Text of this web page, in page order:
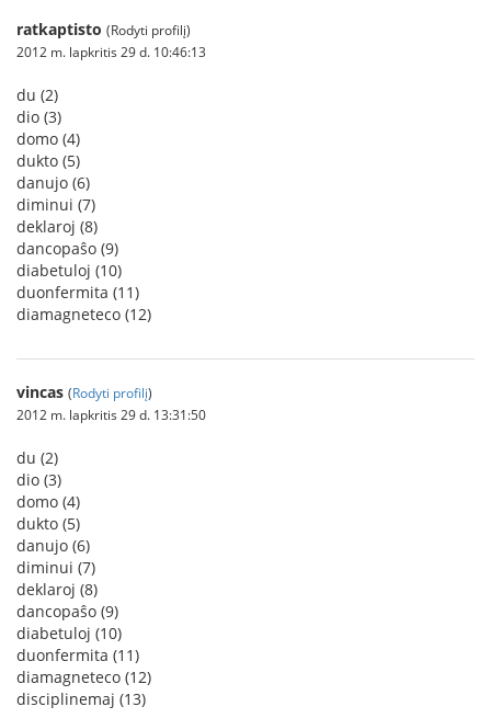
ratkaptisto (Rodyti profilį)
2012 m. lapkritis 29 d. 10:46:13
du (2)
dio (3)
domo (4)
dukto (5)
danujo (6)
diminui (7)
deklaroj (8)
dancopaŝo (9)
diabetuloj (10)
duonfermita (11)
diamagneteco (12)
vincas (Rodyti profilį)
2012 m. lapkritis 29 d. 13:31:50
du (2)
dio (3)
domo (4)
dukto (5)
danujo (6)
diminui (7)
deklaroj (8)
dancopaŝo (9)
diabetuloj (10)
duonfermita (11)
diamagneteco (12)
disciplinemaj (13)